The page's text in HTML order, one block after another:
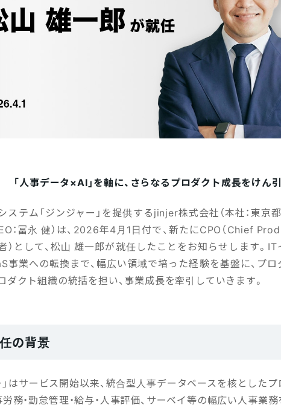
「人事データ×AI」を軸に、さらなるプロダクト成長をけん引
ステム「ジンジャー」を提供するjinjer株式会社（本社：東京
：冨永 健）は、2026年4月1日付で、新たにCPO（Chief
）として、松山 雄一郎が就任したことをお知らせします。
事業への転換まで、幅広い領域で培った経験を基盤に、プ
ダクト組織の統括を担い、事業成長を牽引していきます。
の背景
」はサービス開始以来、統合型人事データベースを核とした
務・勤怠管理・給与・人事評価、サーベイ等の幅広い人事業